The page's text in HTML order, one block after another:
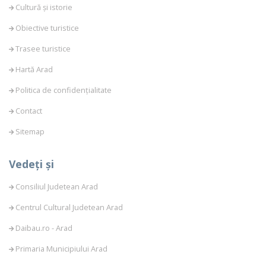
Cultură și istorie
Obiective turistice
Trasee turistice
Hartă Arad
Politica de confidențialitate
Contact
Sitemap
Vedeți și
Consiliul Judetean Arad
Centrul Cultural Judetean Arad
Daibau.ro - Arad
Primaria Municipiului Arad